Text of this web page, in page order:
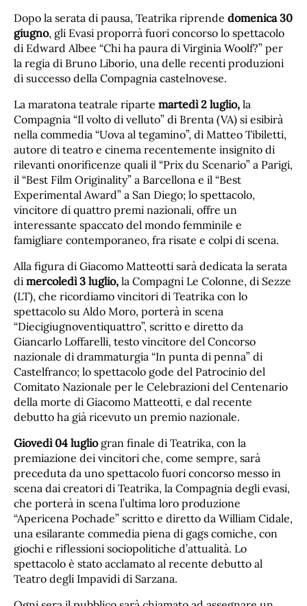
Dopo la serata di pausa, Teatrika riprende domenica 30
giugno, gli Evasi proporrà fuori concorso lo spettacolo
di Edward Albee “Chi ha paura di Virginia Woolf?” per
la regia di Bruno Liborio, una delle recenti produzioni
di successo della Compagnia castelnovese.
La maratona teatrale riparte martedì 2 luglio, la
Compagnia “Il volto di velluto” di Brenta (VA) si esibirà
nella commedia “Uova al tegamino”, di Matteo Tibiletti,
autore di teatro e cinema recentemente insignito di
rilevanti onorificenze quali il “Prix du Scenario” a Parigi,
il “Best Film Originality” a Barcellona e il “Best
Experimental Award” a San Diego; lo spettacolo,
vincitore di quattro premi nazionali, offre un
interessante spaccato del mondo femminile e
famigliare contemporaneo, fra risate e colpi di scena.
Alla figura di Giacomo Matteotti sarà dedicata la serata
di mercoledì 3 luglio, la Compagni Le Colonne, di Sezze
(LT), che ricordiamo vincitori di Teatrika con lo
spettacolo su Aldo Moro, porterà in scena
“Diecigiugnoventiquattro”, scritto e diretto da
Giancarlo Loffarelli, testo vincitore del Concorso
nazionale di drammaturgia “In punta di penna” di
Castelfranco; lo spettacolo gode del Patrocinio del
Comitato Nazionale per le Celebrazioni del Centenario
della morte di Giacomo Matteotti, e dal recente
debutto ha già ricevuto un premio nazionale.
Giovedì 04 lugliogran finale di Teatrika, con la
premiazione dei vincitori che, come sempre, sarà
preceduta da uno spettacolo fuori concorso messo in
scena dai creatori di Teatrika, la Compagnia degli evasi,
che porterà in scena l’ultima loro produzione
“Apericena Pochade” scritto e diretto da William Cidale,
una esilarante commedia piena di gags comiche, con
giochi e riflessioni sociopolitiche d’attualità. Lo
spettacolo è stato acclamato al recente debutto al
Teatro degli Impavidi di Sarzana.